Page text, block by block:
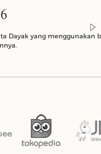
6
Dayak yang menggunakan